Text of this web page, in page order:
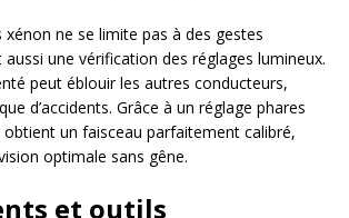
xénon ne se limite pas à des gestes
une vérification des réglages lumineux.
peut éblouir les autres conducteurs,
d’accidents. Grâce à un réglage phares
un faisceau parfaitement calibré,
optimale sans gêne.
et outils